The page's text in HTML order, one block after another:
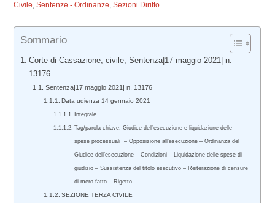
Civile,Sentenze - Ordinanze,Sezioni Diritto
Sommario
Corte di Cassazione, civile, Sentenza|17 maggio 2021| n.
13176.
Sentenza|17 maggio 2021| n. 13176
Data udienza 14 gennaio 2021
Integrale
Tag/parola chiave: Giudice dell’esecuzione e liquidazione delle
spese processuali – Opposizione all’esecuzione – Ordinanza del
Giudice dell’esecuzione – Condizioni – Liquidazione delle spese di
giudizio – Sussistenza del titolo esecutivo – Reiterazione di censure
di mero fatto – Rigetto
SEZIONE TERZA CIVILE